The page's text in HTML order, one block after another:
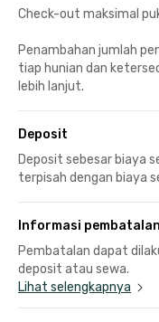
Check-out maksimal
Penambahan jumlah
tiap hunian dan
lebih lanjut.
Deposit
Deposit sebesar biaya
terpisah dengan biaya
Informasi pembatalan
Pembatalan dapat
deposit atau sewa.
Lihat selengkapnya